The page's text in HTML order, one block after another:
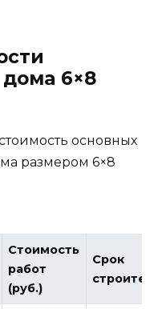
6×8
основных
размером 6×8
Стоимость
работ
(руб.)
Срок